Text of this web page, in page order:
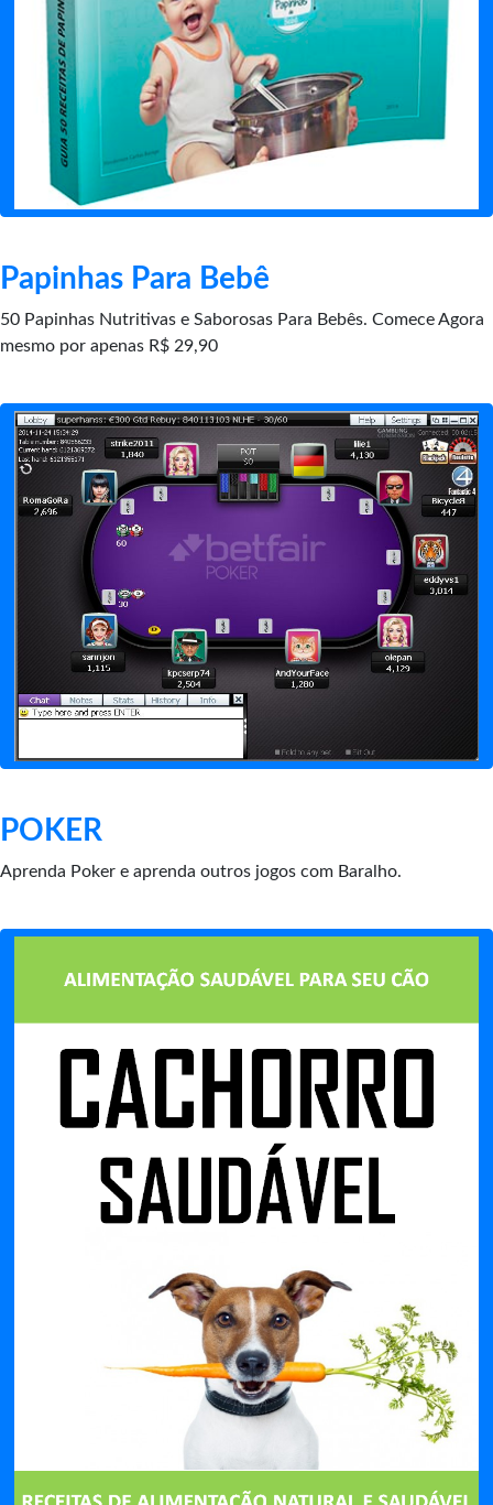
Papinhas Para Bebê
50 Papinhas Nutritivas e Saborosas Para Bebês. Comece Agora
mesmo por apenas R$ 29,90
POKER
Aprenda Poker e aprenda outros jogos com Baralho.